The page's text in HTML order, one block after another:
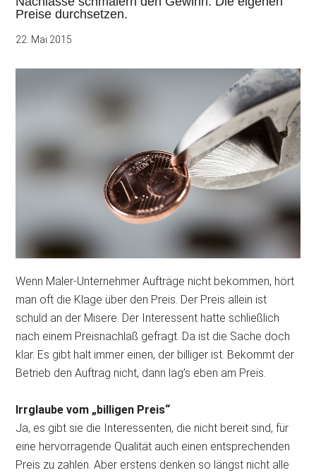
Preise durchsetzen.
22. Mai 2015
Wenn Maler-Unternehmer Aufträge nicht bekommen, hört
man oft die Klage über den Preis. Der Preis allein ist
schuld an der Misere. Der Interessent hatte schließlich
nach einem Preisnachlaß gefragt. Da ist die Sache doch
klar. Es gibt halt immer einen, der billiger ist. Bekommt der
Betrieb den Auftrag nicht, dann lag’s eben am Preis.
Irrglaube vom „billigen Preis“
Ja, es gibt sie die Interessenten, die nicht bereit sind, für
eine hervorragende Qualität auch einen entsprechenden
Preis zu zahlen. Aber erstens denken so längst nicht alle